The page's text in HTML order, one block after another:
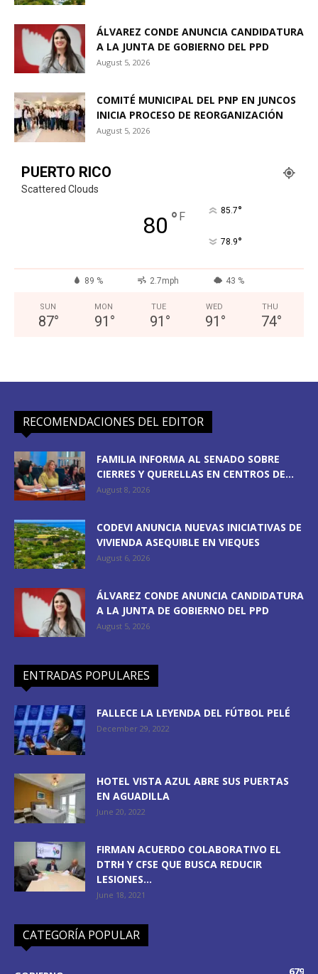
ÁLVAREZ CONDE ANUNCIA CANDIDATURA
A LA JUNTA DE GOBIERNO DEL PPD
August 5, 2026
COMITÉ MUNICIPAL DEL PNP EN JUNCOS
INICIA PROCESO DE REORGANIZACIÓN
August 5, 2026
PUERTO RICO
Scattered Clouds
80 ° F 85.7°
78.9°
89 % 2.7mph 43 %
SUN
87°
MON
91 °
TUE
91 °
WED
91 °
THU
74°
RECOMENDACIONES DEL EDITOR
FAMILIA INFORMA AL SENADO SOBRE
CIERRES Y QUERELLAS EN CENTROS DE...
August 8, 2026
CODEVI ANUNCIA NUEVAS INICIATIVAS DE
VIVIENDA ASEQUIBLE EN VIEQUES
August 6, 2026
ÁLVAREZ CONDE ANUNCIA CANDIDATURA
A LA JUNTA DE GOBIERNO DEL PPD
August 5, 2026
ENTRADAS POPULARES
FALLECE LA LEYENDA DEL FÚTBOL PELÉ
December 29, 2022
HOTEL VISTA AZUL ABRE SUS PUERTAS
EN AGUADILLA
June 20, 2022
FIRMAN ACUERDO COLABORATIVO EL
DTRH Y CFSE QUE BUSCA REDUCIR
LESIONES...
June 18, 2021
CATEGORÍA POPULAR
679